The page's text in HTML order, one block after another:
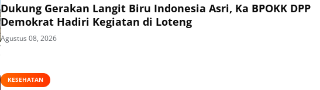
Dukung Gerakan Langit Biru Indonesia Asri, Ka BPOKK DPP
Demokrat Hadiri Kegiatan di Loteng
Agustus 08, 2026
KESEHATAN